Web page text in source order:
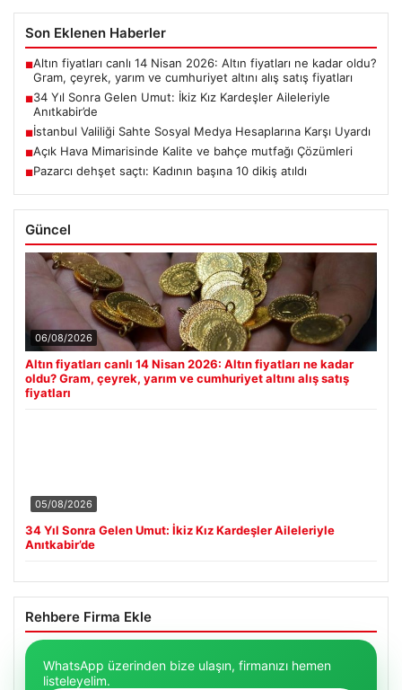
Son Eklenen Haberler
■Altın fiyatları canlı 14 Nisan 2026: Altın fiyatları ne kadar oldu?
Gram, çeyrek, yarım ve cumhuriyet altını alış satış fiyatları
■34 Yıl Sonra Gelen Umut: İkiz Kız Kardeşler Aileleriyle
Anıtkabir’de
■İstanbul Valiliği Sahte Sosyal Medya Hesaplarına Karşı Uyardı
■Açık Hava Mimarisinde Kalite ve bahçe mutfağı Çözümleri
■Pazarcı dehşet saçtı: Kadının başına 10 dikiş atıldı
Güncel
06/08/2026
Altın fiyatları canlı 14 Nisan 2026: Altın fiyatları ne kadar
oldu? Gram, çeyrek, yarım ve cumhuriyet altını alış satış
fiyatları
05/08/2026
34 Yıl Sonra Gelen Umut: İkiz Kız Kardeşler Aileleriyle
Anıtkabir’de
Rehbere Firma Ekle
WhatsApp üzerinden bize ulaşın, firmanızı hemen
listeleyelim.